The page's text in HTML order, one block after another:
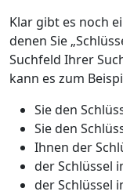
Klar gibt es noch
denen Sie
Suchfeld Ihrer
kann es zum
Sie den
Sie den
Ihnen der
der Schlüssel
der Schlüssel